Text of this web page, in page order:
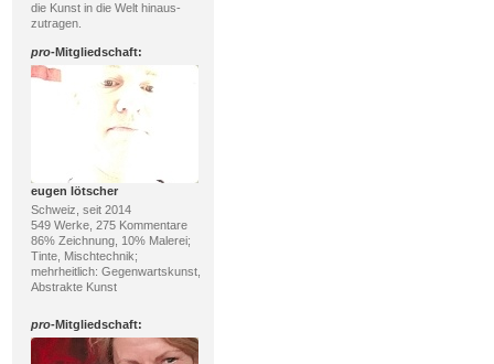
die Kunst in die Welt hinaus-
zutragen.
pro-Mitgliedschaft:
eugen lötscher
Schweiz, seit 2014
549 Werke, 275 Kommentare
86% Zeichnung, 10% Malerei;
Tinte, Mischtechnik;
mehrheitlich: Gegenwartskunst,
Abstrakte Kunst
pro-Mitgliedschaft: